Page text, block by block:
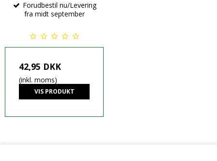
Forudbestil nu/Levering
fra midt september
42,95 DKK
(inkl. moms)
VIS PRODUKT